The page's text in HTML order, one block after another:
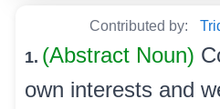
Contributed by:
1. (Abstract Noun)
own interests and